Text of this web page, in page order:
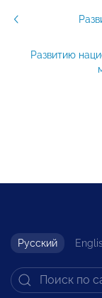
Развитию
Русский